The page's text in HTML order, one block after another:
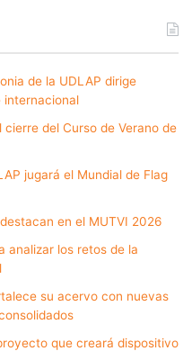
de la UDLAP dirige
internacional
del Curso de Verano de
jugará el Mundial de Flag
en el MUTVI 2026
analizar los retos de la
su acervo con nuevas
que creará dispositivo